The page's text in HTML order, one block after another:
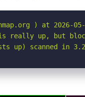
) at 2026-05-
really up, but
up) scanned in